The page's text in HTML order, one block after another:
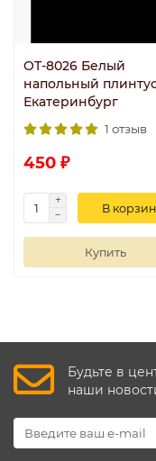
OT-8026 Белый
напольный
Екатеринбург
1 отзыв
450 ₽
В
Купить
Будьте в
наши